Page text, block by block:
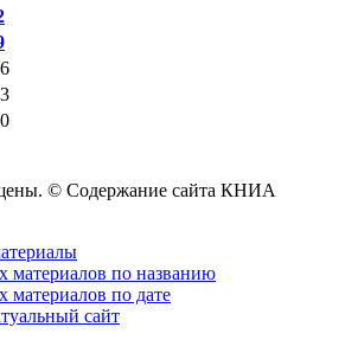
© Содержание сайта КНИА
материалов по названию
материалов по дате
сайт